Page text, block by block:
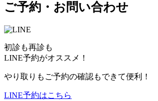
ご予約・お問い合わせ
初診も再診も
LINE予約がオススメ！
やり取りもご予約の確認もできて便利！
LINE予約はこちら